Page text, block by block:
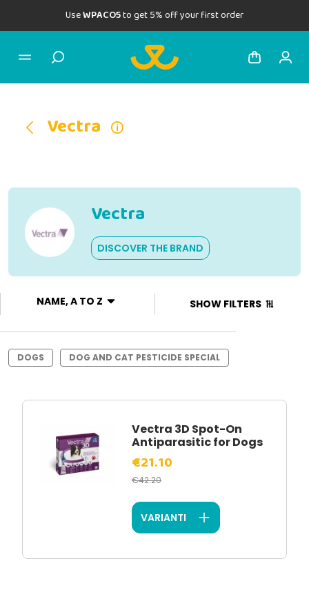
UseWPACO5to get 5% off your first order
Vectra
Vectra
DISCOVER THE BRAND
NAME, A TO Z SHOW FILTERS
DOGS DOG AND CAT PESTICIDE SPECIAL
Vectra 3D Spot-On
Antiparasitic for Dogs
€21.10
€42.20
VARIANTI